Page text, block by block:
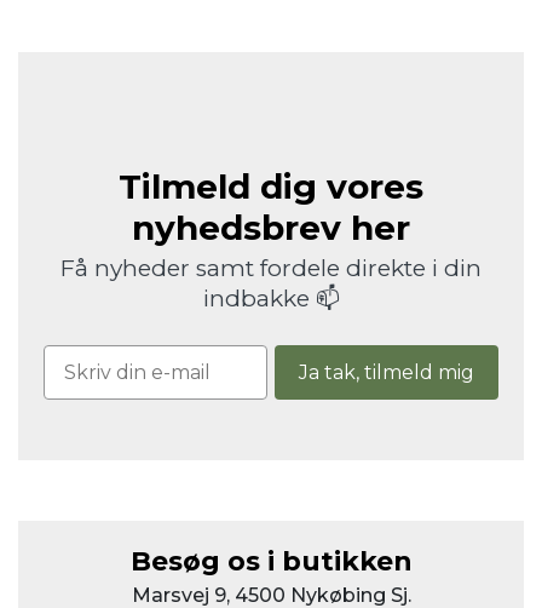
Tilmeld dig vores
nyhedsbrev her
Få nyheder samt fordele direkte i din
indbakke 📫
Ja tak, tilmeld mig
Besøg os i butikken
Marsvej 9, 4500 Nykøbing Sj.